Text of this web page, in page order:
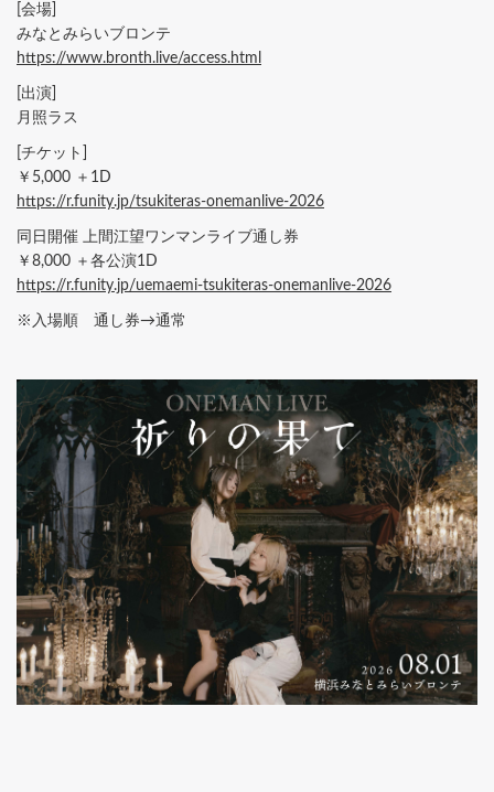
[会場]
みなとみらいブロンテ
https://www.bronth.live/access.html
[出演]
月照ラス
[チケット]
￥5,000 ＋1D
https://r.funity.jp/tsukiteras-onemanlive-2026
同日開催 上間江望ワンマンライブ通し券
￥8,000 ＋各公演1D
https://r.funity.jp/uemaemi-tsukiteras-onemanlive-2026
※入場順 通し券→通常